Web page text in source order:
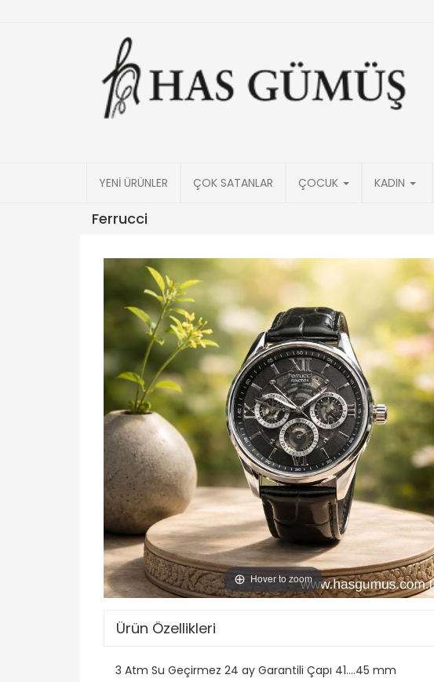
YENİ ÜRÜNLER ÇOK SATANLAR ÇOCUK KADIN
Ferrucci
Hover to zoom
Ürün Özellikleri
3 Atm Su Geçirmez 24 ay Garantili Çapı 41....45 mm